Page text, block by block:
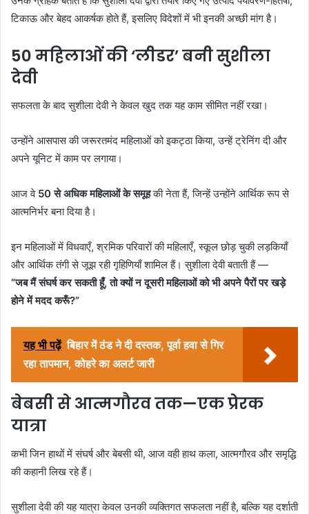
टिकाऊ और बेहद आकर्षक होते हैं, इसलिए विदेशों में भी इनकी अच्छी मांग है।
50 महिलाओं की ‘लीडर’ बनी सुशीला
देवी
सफलता के बाद सुशीला देवी ने केवल खुद तक यह काम सीमित नहीं रखा।
उन्होंने आसपास की जरूरतमंद महिलाओं को इकट्ठा किया, उन्हें ट्रेनिंग दी और
अपने यूनिट में काम पर लगाया।
आज वे 50 से अधिक महिलाओं के समूहकी नेता हैं, जिन्हें उन्होंने आर्थिक रूप से
आत्मनिर्भर बना दिया है।
इन महिलाओं में विधवाएँ, श्रमिक परिवारों की महिलाएँ, स्कूल छोड़ चुकी लड़कियाँ
और आर्थिक तंगी से जूझ रही गृहिणियाँ शामिल हैं। सुशीला देवी बताती हैं —
“जब मैं संघर्ष कर सकती हूँ, तो क्यों न दूसरी महिलाओं को भी अपने पैरों पर खड़े
होने में मदद करूँ?”
यह भी पढ़ें बिहार में ठंड ने दी दस्तक, पूर्वा हवा से गिर
रहा तापमान, कोहरे का अलर्ट जारी
बेबसी से आत्मगौरव तक—एक प्रेरक
यात्रा
कभी जिन हाथों में संघर्ष और बेबसी थी, आज वही हाथ कला, आत्मगौरव और समृद्धि
की कहानी लिख रहे हैं।
सुशीला देवी की यह यात्रा केवल उनकी व्यक्तिगत सफलता नहीं है, बल्कि यह दर्शाती